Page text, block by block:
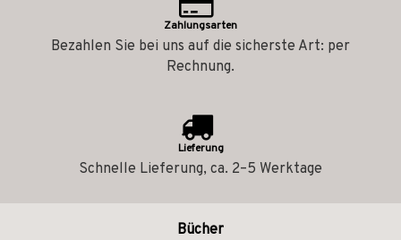
Zahlungsarten
Bezahlen Sie bei uns auf die sicherste Art: per
Rechnung.
Lieferung
Schnelle Lieferung, ca. 2–5 Werktage
Bücher